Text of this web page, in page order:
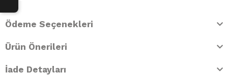
Ödeme Seçenekleri
Ürün Önerileri
İade Detayları